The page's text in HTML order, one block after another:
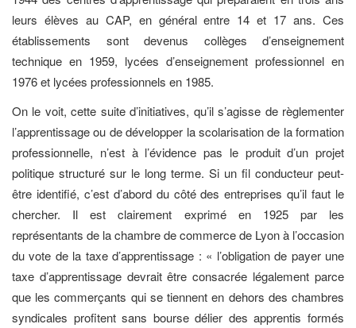
leurs élèves au CAP, en général entre 14 et 17 ans. Ces
établissements sont devenus collèges d’enseignement
technique en 1959, lycées d’enseignement professionnel en
1976 et lycées professionnels en 1985.
On le voit, cette suite d’initiatives, qu’il s’agisse de règlementer
l’apprentissage ou de développer la scolarisation de la formation
professionnelle, n’est à l’évidence pas le produit d’un projet
politique structuré sur le long terme. Si un fil conducteur peut-
être identifié, c’est d’abord du côté des entreprises qu’il faut le
chercher. Il est clairement exprimé en 1925 par les
représentants de la chambre de commerce de Lyon à l’occasion
du vote de la taxe d’apprentissage : « l’obligation de payer une
taxe d’apprentissage devrait être consacrée légalement parce
que les commerçants qui se tiennent en dehors des chambres
syndicales profitent sans bourse délier des apprentis formés